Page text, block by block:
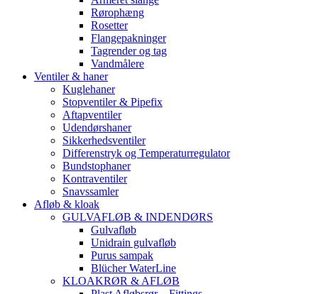
Rørophæng
Rosetter
Flangepakninger
Tagrender og tag
Vandmålere
Ventiler & haner
Kuglehaner
Stopventiler & Pipefix
Aftapventiler
Udendørshaner
Sikkerhedsventiler
Differenstryk og Temperaturregulator
Bundstophaner
Kontraventiler
Snavssamler
Afløb & kloak
GULVAFLØB & INDENDØRS
Gulvafløb
Unidrain gulvafløb
Purus sampak
Blücher WaterLine
KLOAKRØR & AFLØB